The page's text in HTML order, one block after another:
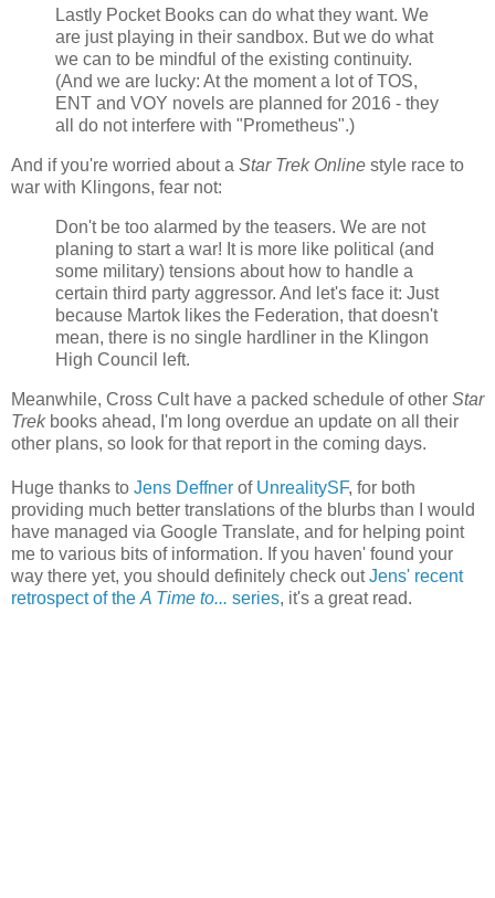
Lastly Pocket Books can do what they want. We
are just playing in their sandbox. But we do what
we can to be mindful of the existing continuity.
(And we are lucky: At the moment a lot of TOS,
ENT and VOY novels are planned for 2016 - they
all do not interfere with "Prometheus".)
And if you're worried about a Star Trek Online style race to
war with Klingons, fear not:
Don't be too alarmed by the teasers. We are not
planing to start a war! It is more like political (and
some military) tensions about how to handle a
certain third party aggressor. And let's face it: Just
because Martok likes the Federation, that doesn't
mean, there is no single hardliner in the Klingon
High Council left.
Meanwhile, Cross Cult have a packed schedule of other Star
Trekbooks ahead, I'm long overdue an update on all their
other plans, so look for that report in the coming days.
Huge thanks to Jens Deffner of UnrealitySF, for both
providing much better translations of the blurbs than I would
have managed via Google Translate, and for helping point
me to various bits of information. If you haven' found your
way there yet, you should definitely check outJens' recent
retrospect of the A Time to... series, it's a great read.